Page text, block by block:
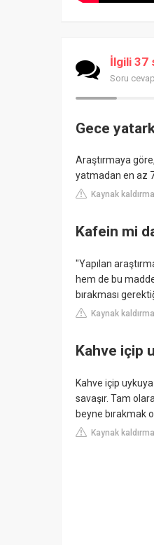
İlgili 37
Soru cevap
Gece
Araştırmaya
yatmadan en az 7
Kaynak
Kafein mi
"Yapılan
hem de bu
bırakması
Kaynak
Kahve içip
Kahve içip
savaşır. Tam
beyne bırakmak
Kaynak